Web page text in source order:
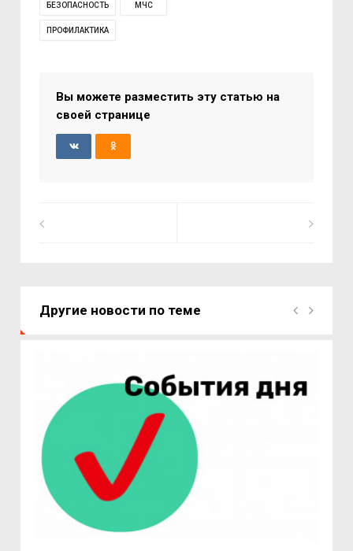
БЕЗОПАСНОСТЬ МЧС
ПРОФИЛАКТИКА
Вы можете разместить эту статью на
своей странице
Другие новости по теме